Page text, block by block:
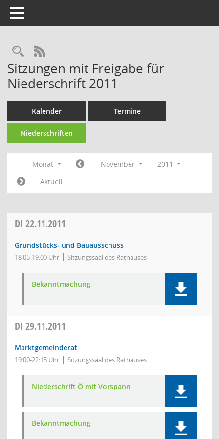
Toggle navigation
RSS-Feed
Sitzungen mit Freigabe für
Niederschrift 2011
Kalender Termine
Niederschriften
Monat November
2011
Aktuell
DI 22.11.2011
Grundstücks- und Bauausschuss
18:05-19:00 Uhr Sitzungssaal des Rathauses
Bekanntmachung
DI 29.11.2011
Marktgemeinderat
19:00-22:15 Uhr Sitzungssaal des Rathauses
Niederschrift Ö mit Vorspann
Bekanntmachung